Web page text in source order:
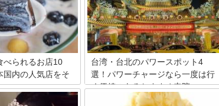
人気の観光地でもあり
ゲットしたい最新の
プしてみました。
べられるお店10
国内の人気店をそ
そかに起こっている
台湾・台北のパワースポット4
選！パワーチャージなら一度は行
く価値のあるおすすめ寺院
各国にあるパワースポット。中でも台湾